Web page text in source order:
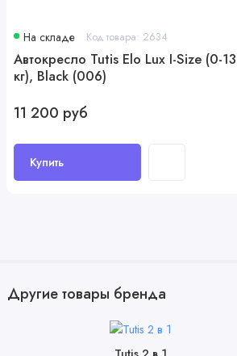
На складе Код товара: 2634
Автокресло Tutis Elo Lux I-Size (0-13
кг), Black (006)
11 200 руб
Купить
Другие товары бренда